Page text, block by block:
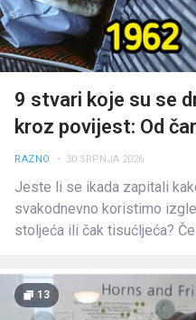
9 stvari koje su se
kroz povijest: Od
RAZNO • 30 SRPNJA 2026
Jeste li se ikada zapitali
svakodnevno koristimo
stoljeća ili čak tisućljeća?
13